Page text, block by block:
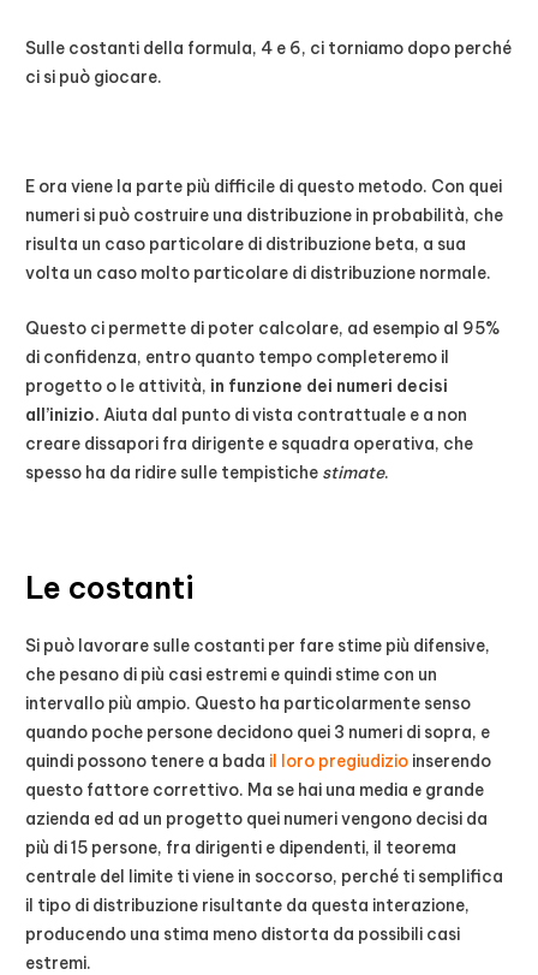
Sulle costanti della formula, 4 e 6, ci torniamo dopo perché
ci si può giocare.
E ora viene la parte più difficile di questo metodo. Con quei
numeri si può costruire una distribuzione in probabilità, che
risulta un caso particolare di distribuzione beta, a sua
volta un caso molto particolare di distribuzione normale.
Questo ci permette di poter calcolare, ad esempio al 95%
di confidenza, entro quanto tempo completeremo il
progetto o le attività, in funzione dei numeri decisi
all’inizio.Aiuta dal punto di vista contrattuale e a non
creare dissapori fra dirigente e squadra operativa, che
spesso ha da ridire sulle tempistiche stimate.
Le costanti
Si può lavorare sulle costanti per fare stime più difensive,
che pesano di più casi estremi e quindi stime con un
intervallo più ampio. Questo ha particolarmente senso
quando poche persone decidono quei 3 numeri di sopra, e
quindi possono tenere a bada il loro pregiudizio inserendo
questo fattore correttivo. Ma se hai una media e grande
azienda ed ad un progetto quei numeri vengono decisi da
più di 15 persone, fra dirigenti e dipendenti, il teorema
centrale del limite ti viene in soccorso, perché ti semplifica
il tipo di distribuzione risultante da questa interazione,
producendo una stima meno distorta da possibili casi
estremi.